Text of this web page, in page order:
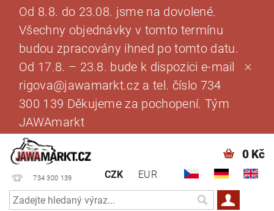
Od 8.8. do 23.08. jsme na dovolené.
Všechny objednávky v tomto termínu
budou zpracovány ihned po tomto datu.
Od 17.8. – 23.8. bude k dispozici e-mail
rigova@jawamarkt.cz a tel. číslo 734
300 139 Děkujeme za pochopení. Tým
JAWAmarkt
734 300 139 CZK EUR
0 Kč